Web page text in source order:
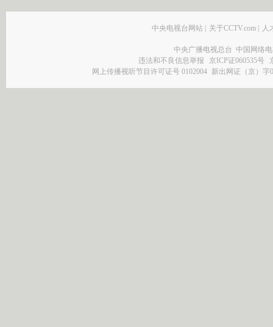
中央电视台网站 关于CCTV.com 人
中央广播电视总台 中国网络
违法和不良信息举报
京ICP证060535号
网上传播视听节目许可证号 0102004 新出网证（京）